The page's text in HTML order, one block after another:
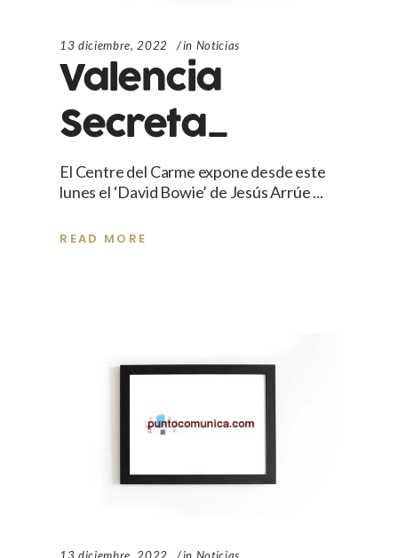
13 diciembre, 2022 in Noticias
Valencia
Secreta_
El Centre del Carme expone desde este
lunes el ‘David Bowie’ de Jesús Arrúe
READ MORE